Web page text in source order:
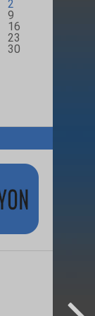
2
9
16
23
30